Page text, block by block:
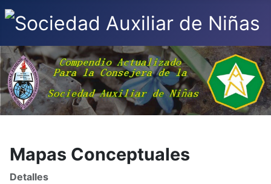
Mapas Conceptuales
Detalles